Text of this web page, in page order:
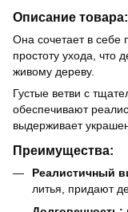
Описание товара:
Она сочетает в себе
простоту ухода, что
живому дереву.
Густые ветви с
обеспечивают
выдерживает
Преимущества:
Реалистичный
литья, придают